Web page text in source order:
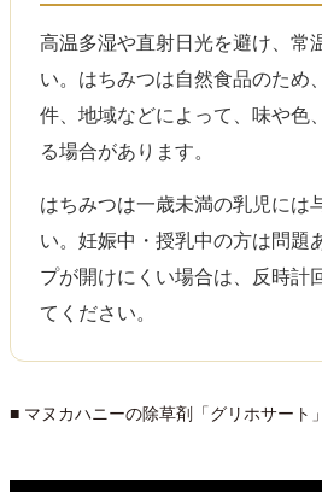
高温多湿や直射日光を避け、常
い。はちみつは自然食品のため
件、地域などによって、味や色
る場合があります。
はちみつは一歳未満の乳児には
い。妊娠中・授乳中の方は問題
プが開けにくい場合は、反時計
てください。
■ マヌカハニーの除草剤「グリホサート